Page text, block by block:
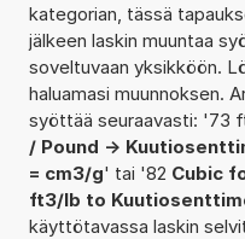
kategorian, tässä
jälkeen laskin muuntaa
soveltuvaan yksikköön.
haluamasi muunnoksen.
syöttää seuraavasti: '73
/ Pound ->
= cm3/g' tai '82 Cubic
ft3/lb to
käyttötavassa laskin